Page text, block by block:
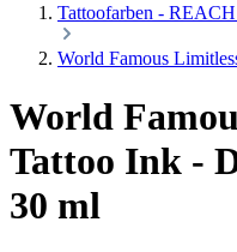
Tattoofarben -
World Famous
World
Tattoo Ink -
30 ml